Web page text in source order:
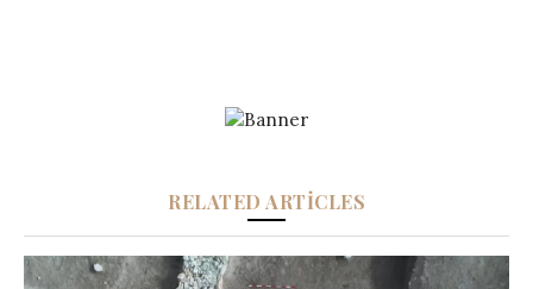
RELATED ARTICLES